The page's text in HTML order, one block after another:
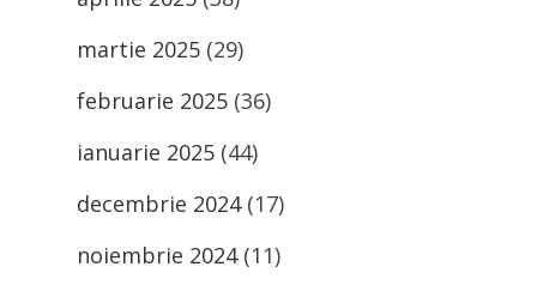
martie 2025 (29)
februarie 2025 (36)
ianuarie 2025 (44)
decembrie 2024(17)
noiembrie 2024(11)